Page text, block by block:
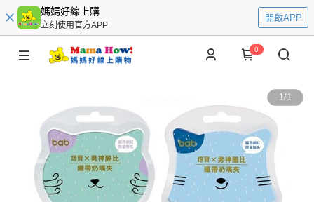
媽媽好線上購
立刻使用官方APP
開啟APP
0
1/1